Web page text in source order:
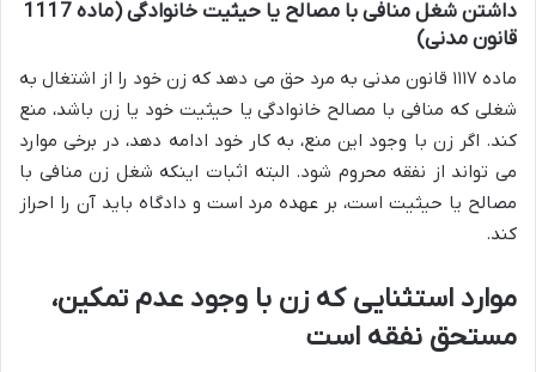
داشتن شغل منافی با مصالح یا حیثیت خانوادگی (ماده 1117
قانون مدنی)
ماده ۱۱۱۷ قانون مدنی به مرد حق می دهد که زن خود را از اشتغال به
شغلی که منافی با مصالح خانوادگی یا حیثیت خود یا زن باشد، منع
کند. اگر زن با وجود این منع، به کار خود ادامه دهد، در برخی موارد
می تواند از نفقه محروم شود. البته اثبات اینکه شغل زن منافی با
مصالح یا حیثیت است، بر عهده مرد است و دادگاه باید آن را احراز
کند.
موارد استثنایی که زن با وجود عدم تمکین،
مستحق نفقه است